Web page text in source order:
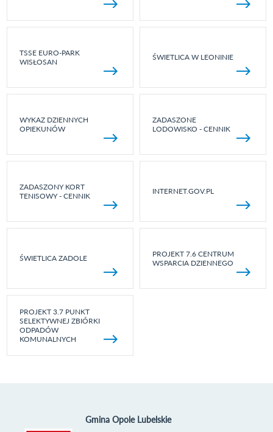
TSSE EURO-PARK
WISŁOSAN
ŚWIETLICA W LEONINIE
WYKAZ DZIENNYCH
OPIEKUNÓW
ZADASZONE
LODOWISKO - CENNIK
ZADASZONY KORT
TENISOWY - CENNIK
INTERNET.GOV.PL
ŚWIETLICA ZADOLE
PROJEKT 7.6 CENTRUM
WSPARCIA DZIENNEGO
PROJEKT 3.7 PUNKT
SELEKTYWNEJ ZBIÓRKI
ODPADÓW
KOMUNALNYCH
Gmina Opole Lubelskie